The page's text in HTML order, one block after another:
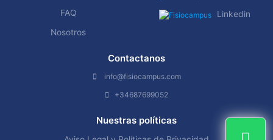
FAQ
Nosotros
Linkedin
Contactanos
info@fisiocampus.com
+34687699052
Nuestras políticas